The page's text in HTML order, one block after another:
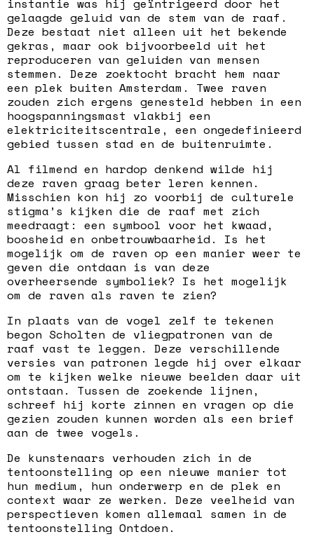
instantie was hij geïntrigeerd door het
gelaagde geluid van de stem van de raaf.
Deze bestaat niet alleen uit het bekende
gekras, maar ook bijvoorbeeld uit het
reproduceren van geluiden van mensen
stemmen. Deze zoektocht bracht hem naar
een plek buiten Amsterdam. Twee raven
zouden zich ergens genesteld hebben in een
hoogspanningsmast vlakbij een
elektriciteitscentrale, een ongedefinieerd
gebied tussen stad en de buitenruimte.
Al filmend en hardop denkend wilde hij
deze raven graag beter leren kennen.
Misschien kon hij zo voorbij de culturele
stigma’s kijken die de raaf met zich
meedraagt: een symbool voor het kwaad,
boosheid en onbetrouwbaarheid. Is het
mogelijk om de raven op een manier weer te
geven die ontdaan is van deze
overheersende symboliek? Is het mogelijk
om de raven als raven te zien?
In plaats van de vogel zelf te tekenen
begon Scholten de vliegpatronen van de
raaf vast te leggen. Deze verschillende
versies van patronen legde hij over elkaar
om te kijken welke nieuwe beelden daar uit
ontstaan. Tussen de zoekende lijnen,
schreef hij korte zinnen en vragen op die
gezien zouden kunnen worden als een brief
aan de twee vogels.
De kunstenaars verhouden zich in de
tentoonstelling op een nieuwe manier tot
hun medium, hun onderwerp en de plek en
context waar ze werken. Deze veelheid van
perspectieven komen allemaal samen in de
tentoonstelling Ontdoen.